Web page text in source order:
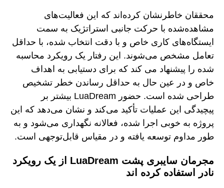
محققان خاطرنشان کرده‌اند که این فعالیت‌های
مشاهده‌شده با حرکت جانبی استراتژیک به سمت
ایستگاه‌های کاری خاص و با دقت انتخاب شده، با حداقل
تعامل مشخص می‌شوند. این رفتار یک رویکرد محاسبه
شده را پیشنهاد می کند که برای دستیابی به اهداف
خاص و در عین حال به حداقل رساندن خطر تشخیص
طراحی شده است. حضور LuaDream بیشتر بر
پیچیدگی این عملیات تأکید می‌کند و نشان می‌دهد که این
پروژه به خوبی اجرا شده، فعالانه نگهداری می‌شود و به
طور مداوم توسعه یافته و در مقیاس قابل‌توجهی است.
مجرمان سایبری پشت LuaDream از یک رویکرد
نادر استفاده کرده اند